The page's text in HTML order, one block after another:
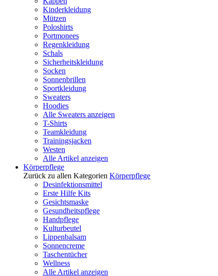
Kinderkleidung
Mützen
Poloshirts
Portmonees
Regenkleidung
Schals
Sicherheitskleidung
Socken
Sonnenbrillen
Sportkleidung
Sweaters
Hoodies
Alle Sweaters anzeigen
T-Shirts
Teamkleidung
Trainingsjacken
Westen
Alle Artikel anzeigen
Körperpflege
Zurück zu allen Kategorien Körperpflege
Desinfektionsmittel
Erste Hilfe Kits
Gesichtsmaske
Gesundheitspflege
Handpflege
Kulturbeutel
Lippenbalsam
Sonnencreme
Taschentücher
Wellness
Alle Artikel anzeigen